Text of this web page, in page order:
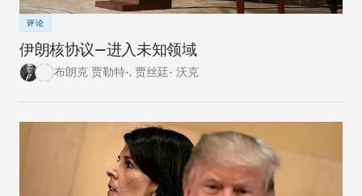
评论
伊朗核协议—进入未知领域
布朗克 贾勒特•, 贾丝廷• 沃克